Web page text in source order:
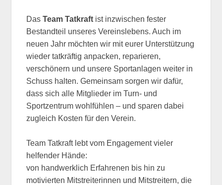
DasTeam Tatkraft ist inzwischen fester
Bestandteil unseres Vereinslebens. Auch im
neuen Jahr möchten wir mit eurer Unterstützung
wieder tatkräftig anpacken, reparieren,
verschönern und unsere Sportanlagen weiter in
Schuss halten. Gemeinsam sorgen wir dafür,
dass sich alle Mitglieder im Turn- und
Sportzentrum wohlfühlen – und sparen dabei
zugleich Kosten für den Verein.
Team Tatkraft lebt vom Engagement vieler
helfender Hände:
von handwerklich Erfahrenen bis hin zu
motivierten Mitstreiterinnen und Mitstreitern, die